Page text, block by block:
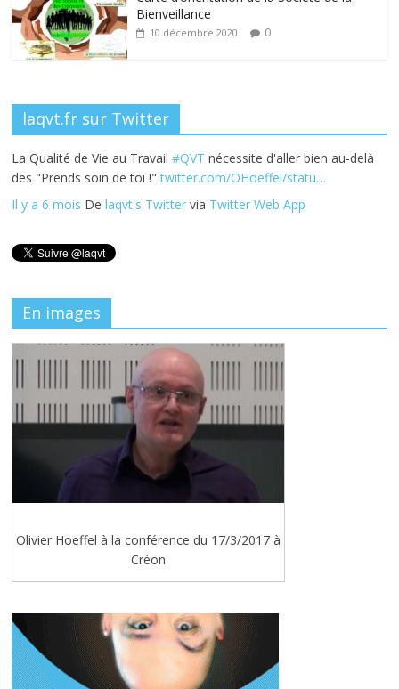
Bienveillance
10 décembre 2020 0
laqvt.fr sur Twitter
La Qualité de Vie au Travail#QVT nécessite d'aller bien au-delà
des "Prends soin de toi !"twitter.com/OHoeffel/statu…
Il y a 6 mois Delaqvt's Twitter via Twitter Web App
En images
Olivier Hoeffel à la conférence du 17/3/2017 à
Créon